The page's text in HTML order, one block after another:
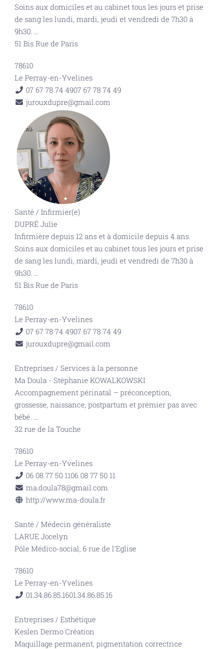
Soins aux domiciles et au cabinet tous les jours et prise
de sang les lundi, mardi, jeudi et vendredi de 7h30 à
9h30. ...
51 Bis Rue de Paris
78610
Le Perray-en-Yvelines
07 67 78 74 4907 67 78 74 49
jurouxdupre@gmail.com
Santé / Infirmier(e)
DUPRÉ Julie
Infirmière depuis 12 ans et à domicile depuis 4 ans.
Soins aux domiciles et au cabinet tous les jours et prise
de sang les lundi, mardi, jeudi et vendredi de 7h30 à
9h30. ...
51 Bis Rue de Paris
78610
Le Perray-en-Yvelines
07 67 78 74 4907 67 78 74 49
jurouxdupre@gmail.com
Entreprises / Services à la personne
Ma Doula - Stéphanie KOWALKOWSKI
Accompagnement périnatal – préconception,
grossesse, naissance, postpartum et premier pas avec
bébé. ...
32 rue de la Touche
78610
Le Perray-en-Yvelines
06 08 77 50 1106 08 77 50 11
ma.doula78@gmail.com
http://www.ma-doula.fr
Santé / Médecin généraliste
LARUE Jocelyn
Pôle Médico-social, 6 rue de l’Eglise
78610
Le Perray-en-Yvelines
01.34.86.85.1601.34.86.85.16
Entreprises / Esthétique
Keslen Dermo Création
Maquillage permanent, pigmentation correctrice